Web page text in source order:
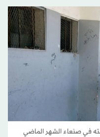
في صنعاء الشهر الماضي